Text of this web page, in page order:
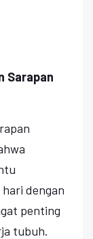
Sarapan
dengan
penting
tubuh.